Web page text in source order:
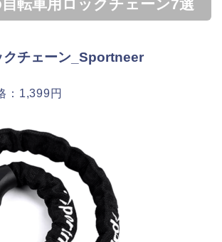
転車用ロックチェーン7選
クチェーン_Sportneer
：1,399円